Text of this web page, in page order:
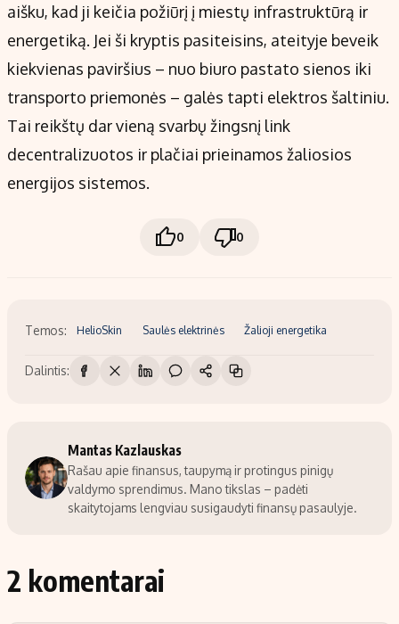
aišku, kad ji keičia požiūrį į miestų infrastruktūrą ir
energetiką. Jei ši kryptis pasiteisins, ateityje beveik
kiekvienas paviršius – nuo biuro pastato sienos iki
transporto priemonės – galės tapti elektros šaltiniu.
Tai reikštų dar vieną svarbų žingsnį link
decentralizuotos ir plačiai prieinamos žaliosios
energijos sistemos.
0 0
Temos: HelioSkin Saulės elektrinės Žalioji energetika
Dalintis:
Mantas Kazlauskas
Rašau apie finansus, taupymą ir protingus pinigų
valdymo sprendimus. Mano tikslas – padėti
skaitytojams lengviau susigaudyti finansų pasaulyje.
2 komentarai